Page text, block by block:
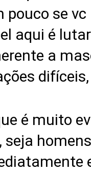
se
aqui é
a
é muito
seja